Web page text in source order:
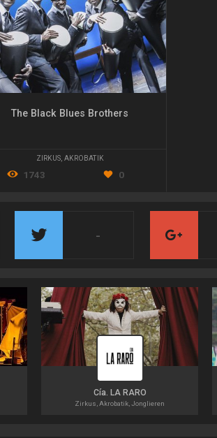
The Black Blues Brothers
ZIRKUS, AKROBATIK
1743 0
-
Cía. LA RARO
Zirkus, Akrobatik, Jonglieren